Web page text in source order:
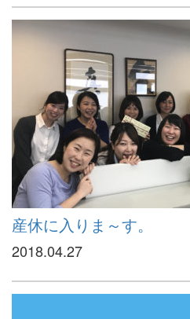
産休に入りま～す。
2018.04.27